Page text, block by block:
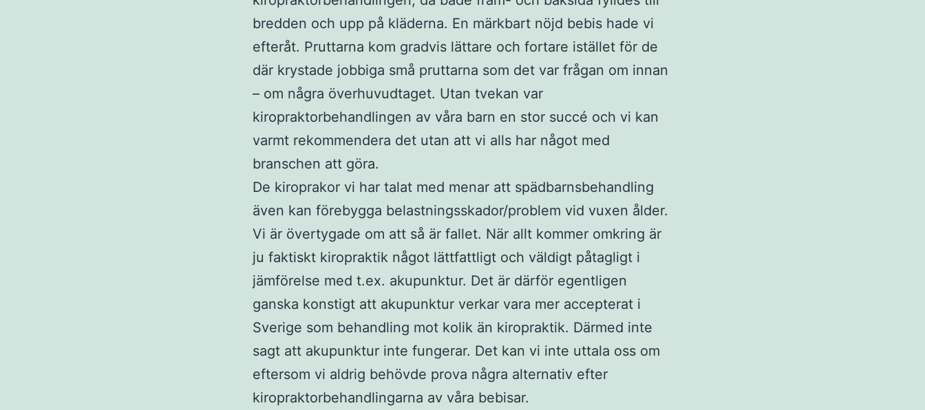
bredden och upp på kläderna. En märkbart nöjd bebis hade vi
efteråt. Pruttarna kom gradvis lättare och fortare istället för de
där krystade jobbiga små pruttarna som det var frågan om innan
– om några överhuvudtaget. Utan tvekan var
kiropraktorbehandlingen av våra barn en stor succé och vi kan
varmt rekommendera det utan att vi alls har något med
branschen att göra.
De kiroprakor vi har talat med menar att spädbarnsbehandling
även kan förebygga belastningsskador/problem vid vuxen ålder.
Vi är övertygade om att så är fallet. När allt kommer omkring är
ju faktiskt kiropraktik något lättfattligt och väldigt påtagligt i
jämförelse med t.ex. akupunktur. Det är därför egentligen
ganska konstigt att akupunktur verkar vara mer accepterat i
Sverige som behandling mot kolik än kiropraktik. Därmed inte
sagt att akupunktur inte fungerar. Det kan vi inte uttala oss om
eftersom vi aldrig behövde prova några alternativ efter
kiropraktorbehandlingarna av våra bebisar.